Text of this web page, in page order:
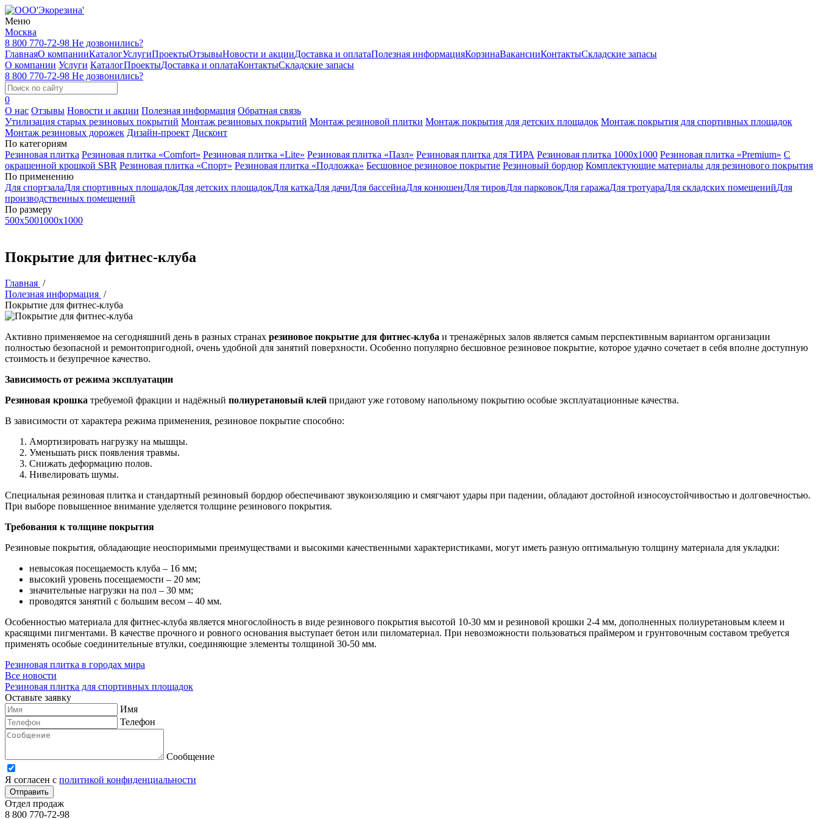
Меню
Москва
8 800 770-72-98 Не дозвонились?
ГлавнаяО компанииКаталогУслугиПроектыОтзывыНовости и акцииДоставка и оплатаПолезная информацияКорзинаВакансииКонтактыСкладские запасы
О компании Услуги КаталогПроектыДоставка и оплатаКонтактыСкладские запасы
8 800 770-72-98 Не дозвонились?
0
О нас Отзывы Новости и акции Полезная информация Обратная связь
Утилизация старых резиновых покрытий Монтаж резиновых покрытий Монтаж резиновой плитки Монтаж покрытия для детских площадок Монтаж покрытия для спортивных площадок
Монтаж резиновых дорожек Дизайн-проект Дисконт
По категориям
Резиновая плитка Резиновая плитка «Comfort» Резиновая плитка «Lite» Резиновая плитка «Пазл» Резиновая плитка для ТИРА Резиновая плитка 1000x1000 Резиновая плитка «Premium» С
окрашенной крошкой SBR Резиновая плитка «Спорт» Резиновая плитка «Подложка» Бесшовное резиновое покрытие Резиновый бордюр Комплектующие материалы для резинового покрытия
По применению
Для спортзалаДля спортивных площадокДля детских площадокДля каткаДля дачиДля бaссейнаДля конюшенДля тировДля парковокДля гаражаДля тротуараДля складских помещенийДля
производственных помещений
По размеру
500x5001000x1000
Покрытие для фитнес-клуба
Главная /
Полезная информация /
Покрытие для фитнес-клуба
Активно применяемое на сегодняшний день в разных странах резиновое покрытие для фитнес-клуба и тренажёрных залов является самым перспективным вариантом организации
полностью безопасной и ремонтопригодной, очень удобной для занятий поверхности. Особенно популярно бесшовное резиновое покрытие, которое удачно сочетает в себя вполне доступную
стоимость и безупречное качество.
Зависимость от режима эксплуатации
Резиновая крошка требуемой фракции и надёжный полиуретановый клей придают уже готовому напольному покрытию особые эксплуатационные качества.
В зависимости от характера режима применения, резиновое покрытие способно:
Амортизировать нагрузку на мышцы.
Уменьшать риск появления травмы.
Снижать деформацию полов.
Нивелировать шумы.
Специальная резиновая плитка и стандартный резиновый бордюр обеспечивают звукоизоляцию и смягчают удары при падении, обладают достойной износоустойчивостью и долговечностью.
При выборе повышенное внимание уделяется толщине резинового покрытия.
Требования к толщине покрытия
Резиновые покрытия, обладающие неоспоримыми преимуществами и высокими качественными характеристиками, могут иметь разную оптимальную толщину материала для укладки:
невысокая посещаемость клуба – 16 мм;
высокий уровень посещаемости – 20 мм;
значительные нагрузки на пол – 30 мм;
проводятся занятий с большим весом – 40 мм.
Особенностью материала для фитнес-клуба является многослойность в виде резинового покрытия высотой 10-30 мм и резиновой крошки 2-4 мм, дополненных полиуретановым клеем и
красящими пигментами. В качестве прочного и ровного основания выступает бетон или пиломатериал. При невозможности пользоваться праймером и грунтовочным составом требуется
применять особые соединительные втулки, соединяющие элементы толщиной 30-50 мм.
Резиновая плитка в городах мира
Все новости
Резиновая плитка для спортивных площадок
Оставьте заявку
Имя
Телефон
Сообщение
Я согласен с политикой конфиденциальности
Отправить
Отдел продаж
8 800 770-72-98